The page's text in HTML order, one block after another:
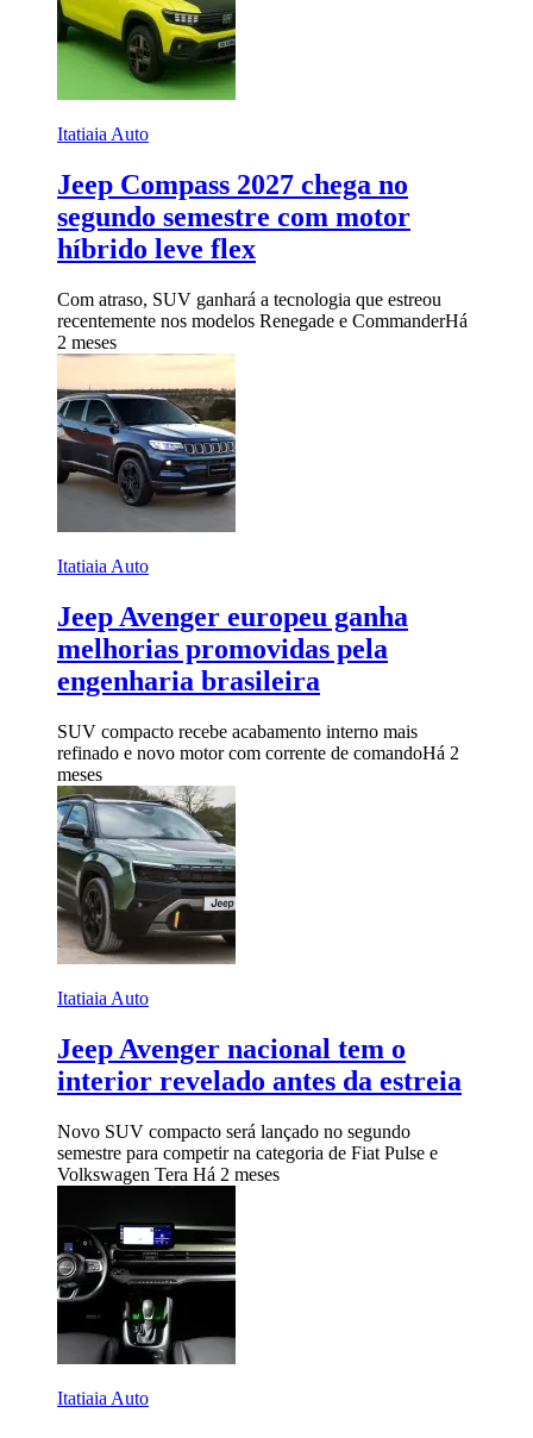
Itatiaia Auto
Jeep Compass 2027 chega no
segundo semestre com motor
híbrido leve flex
Com atraso, SUV ganhará a tecnologia que estreou
recentemente nos modelos Renegade e CommanderHá
2 meses
Itatiaia Auto
Jeep Avenger europeu ganha
melhorias promovidas pela
engenharia brasileira
SUV compacto recebe acabamento interno mais
refinado e novo motor com corrente de comandoHá 2
meses
Itatiaia Auto
Jeep Avenger nacional tem o
interior revelado antes da estreia
Novo SUV compacto será lançado no segundo
semestre para competir na categoria de Fiat Pulse e
Volkswagen Tera Há 2 meses
Itatiaia Auto